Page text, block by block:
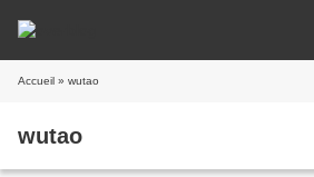
Accueil » wutao
wutao